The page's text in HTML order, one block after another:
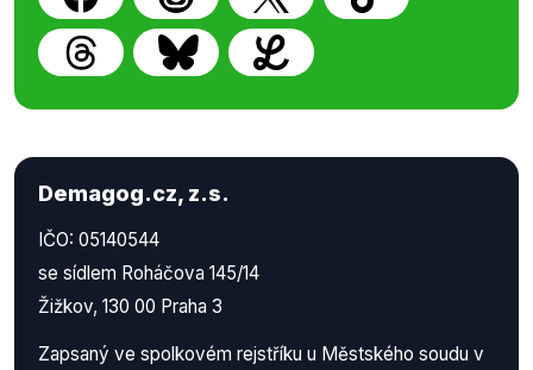
Demagog.cz, z.s.
IČO: 05140544
se sídlem Roháčova 145/14
Žižkov, 130 00 Praha 3
Zapsaný ve spolkovém rejstříku u Městského soudu v